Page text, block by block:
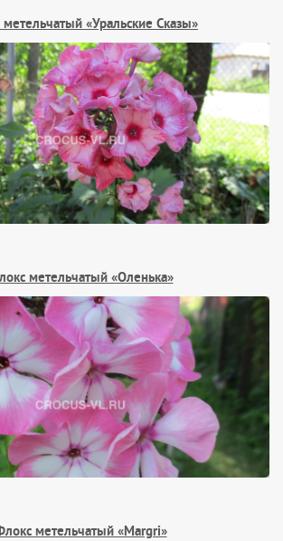
«Уральские Сказы»
метельчатый «Оленька»
метельчатый «Margri»